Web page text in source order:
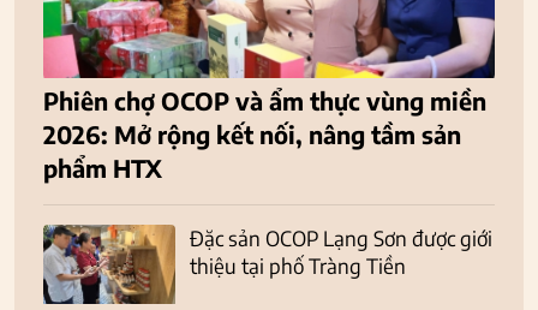
Phiên chợ OCOP và ẩm thực vùng miền
2026: Mở rộng kết nối, nâng tầm sản
phẩm HTX
Đặc sản OCOP Lạng Sơn được giới
thiệu tại phố Tràng Tiền